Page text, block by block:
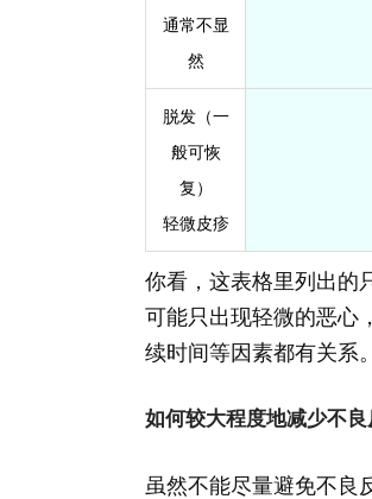
通常不显
然
脱发（一
般可恢
复）
轻微皮疹
你看，这表格里列出的
可能只出现轻微的恶心
续时间等因素都有关系
如何较大程度地减少不良
虽然不能尽量避免不良